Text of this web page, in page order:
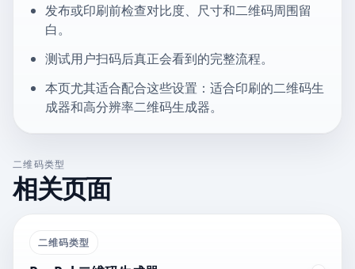
发布或印刷前检查对比度、尺寸和二维码周围留
白。
测试用户扫码后真正会看到的完整流程。
本页尤其适合配合这些设置：适合印刷的二维码生
成器和高分辨率二维码生成器。
二维码类型
相关页面
二维码类型